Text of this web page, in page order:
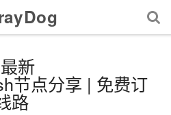
新
节点分享 | 免费订
路